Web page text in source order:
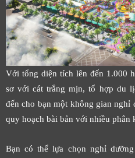
Với tổng diện tích lên đến 1.000
sơ với cát trắng mịn, tổ hợp du
đến cho bạn một không gian
quy hoạch bài bản với nhiều phân
Bạn có thể lựa chọn nghỉ